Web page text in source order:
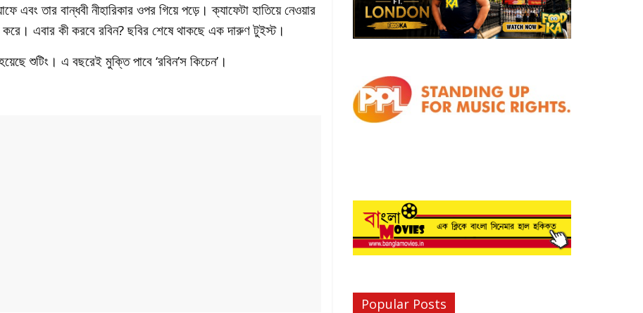
এবং তার বান্ধবী নীহারিকার ওপর গিয়ে পড়ে। ক্যাফেটা হাতিয়ে নেওয়ার
করে। এবার কী করবে রবিন? ছবির শেষে থাকছে এক দারুণ টুইস্ট।
শুটিং। এ বছরেই মুক্তি পাবে ‘রবিন’স কিচেন’।
Popular Posts